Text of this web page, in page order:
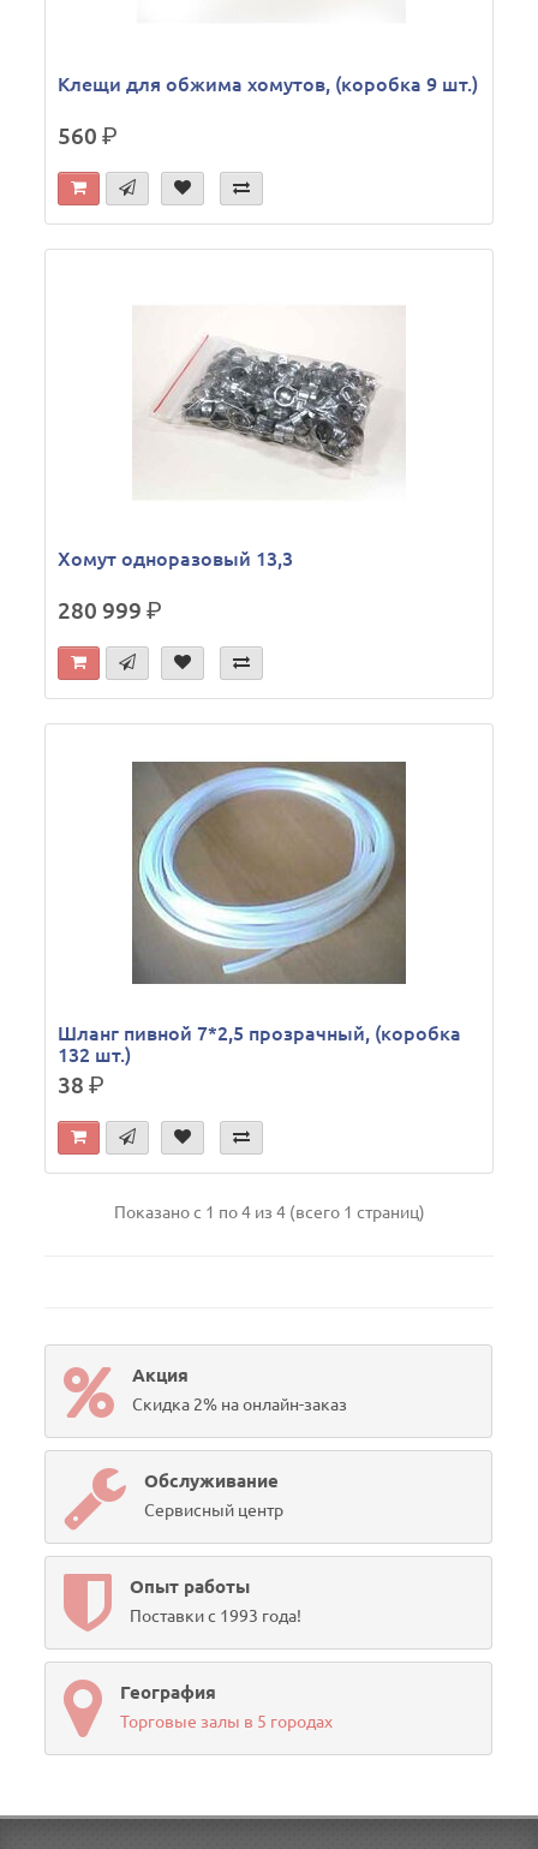
Клещи для обжима хомутов, (коробка 9 шт.)
560р.
Хомут одноразовый 13,3
280 999р.
Шланг пивной 7*2,5 прозрачный, (коробка
132 шт.)
38р.
Показано с 1 по 4 из 4 (всего 1 страниц)
Акция
Скидка 2% на онлайн-заказ
Обслуживание
Сервисный центр
Опыт работы
Поставки с 1993 года!
География
Торговые залы в 5 городах